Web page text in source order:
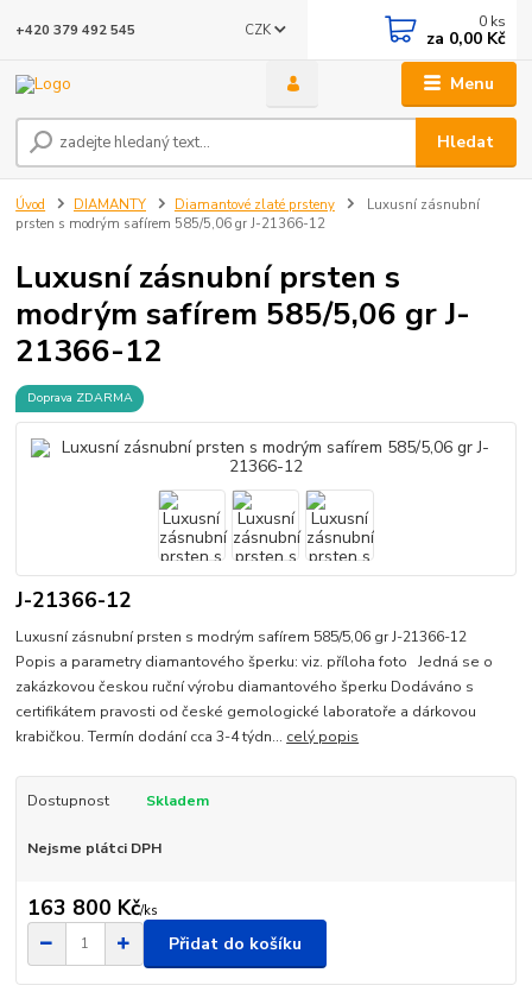
Menu
CZK
Hledat
+420 379 492 545 0 ks
za 0,00 Kč
Úvod DIAMANTY Diamantové zlaté prsteny
Luxusní zásnubní
prsten s modrým safírem 585/5,06 gr J-21366-12
Luxusní zásnubní prsten s
modrým safírem 585/5,06 gr J-
21366-12
Doprava ZDARMA
J-21366-12
Luxusní zásnubní prsten s modrým safírem 585/5,06 gr J-21366-12
Popis a parametry diamantového šperku: viz. příloha foto Jedná se o
zakázkovou českou ruční výrobu diamantového šperku Dodáváno s
certifikátem pravosti od české gemologické laboratoře a dárkovou
krabičkou. Termín dodání cca 3-4 týdn... celý popis
Dostupnost Skladem
Nejsme plátci DPH
163 800 Kč/ks
Přidat do košíku